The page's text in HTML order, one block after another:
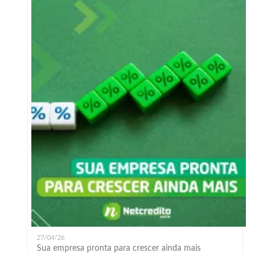
27/04/26
Sua empresa pronta para crescer ainda mais